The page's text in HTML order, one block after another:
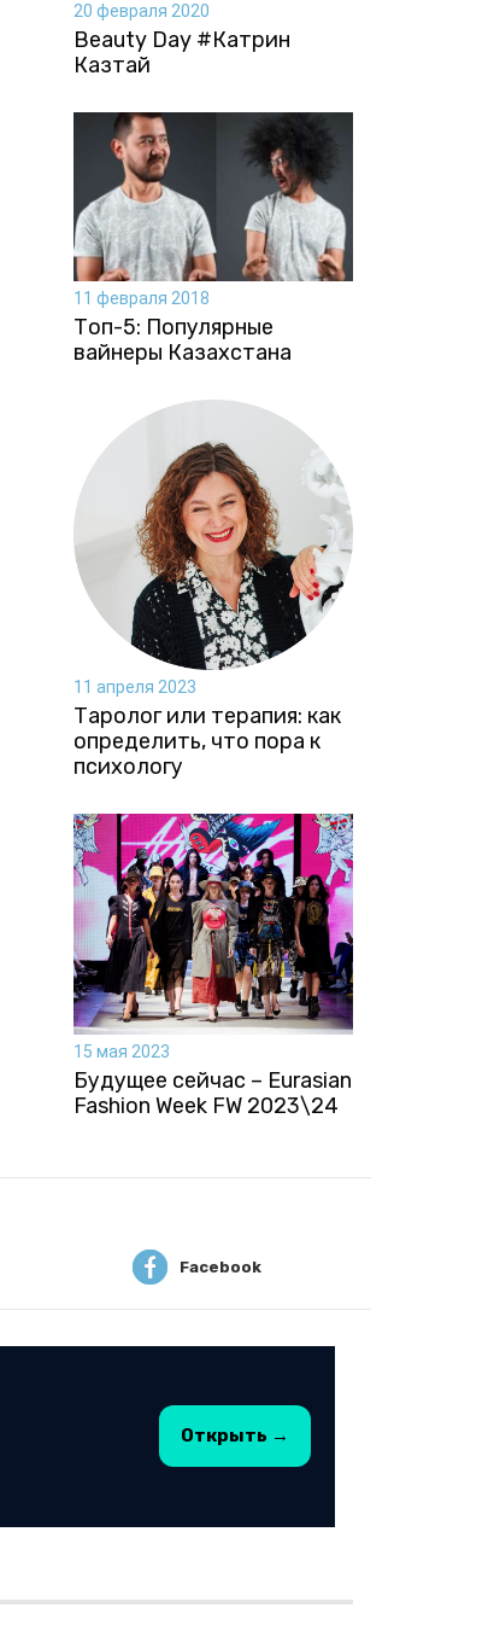
20 февраля 2020
Beauty Day #Катрин
Казтай
11 февраля 2018
Топ-5: Популярные
вайнеры Казахстана
11 апреля 2023
Таролог или терапия: как
определить, что пора к
психологу
15 мая 2023
Будущее сейчас – Eurasian
Fashion Week FW 2023\24
Facebook
Открыть →